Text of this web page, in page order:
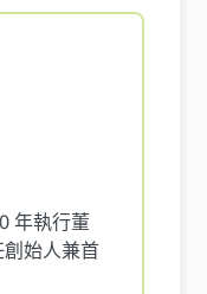
年執行董
始人兼首